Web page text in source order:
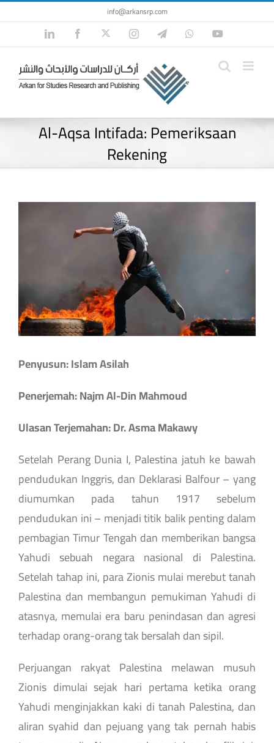
Skip
to
content
info@arkansrp.com
LinkedIn FacebookTwitterInstagramTelegramWhatsApp
Al-Aqsa Intifada: Pemeriksaan
Rekening
Penyusun: Islam Asilah
Penerjemah: Najm Al-Din Mahmoud
Ulasan Terjemahan: Dr. Asma Makawy
Setelah Perang Dunia I, Palestina jatuh ke bawah
pendudukan Inggris, dan Deklarasi Balfour – yang
diumumkan pada tahun 1917 sebelum
pendudukan ini – menjadi titik balik penting dalam
pembagian Timur Tengah dan memberikan bangsa
Yahudi sebuah negara nasional di Palestina.
Setelah tahap ini, para Zionis mulai merebut tanah
Palestina dan membangun pemukiman Yahudi di
atasnya, memulai era baru penindasan dan agresi
terhadap orang-orang tak bersalah dan sipil.
Perjuangan rakyat Palestina melawan musuh
Zionis dimulai sejak hari pertama ketika orang
Yahudi menginjakkan kaki di tanah Palestina, dan
aliran syahid dan pejuang yang tak pernah habis